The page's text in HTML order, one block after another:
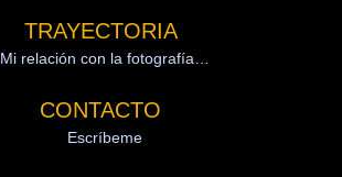
TRAYECTORIA
Mi relación con la fotografía…
CONTACTO
Escríbeme